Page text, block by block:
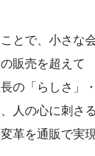
とで、小さな
販売を超えて
の「らしさ」
人の心に刺さ
革を通販で実現